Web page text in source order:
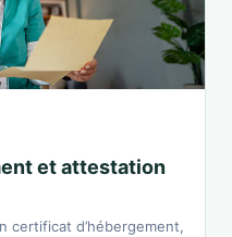
et attestation
certificat d’hébergement,